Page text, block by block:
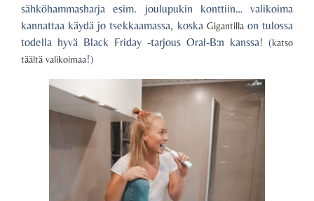
sähköhammasharja esim. joulupukin konttiin… valikoima
kannattaa käydä jo tsekkaamassa, koska Gigantillaon tulossa
todella hyvä Black Friday -tarjous Oral-B:n kanssa! (katso
täältä valikoimaa!)